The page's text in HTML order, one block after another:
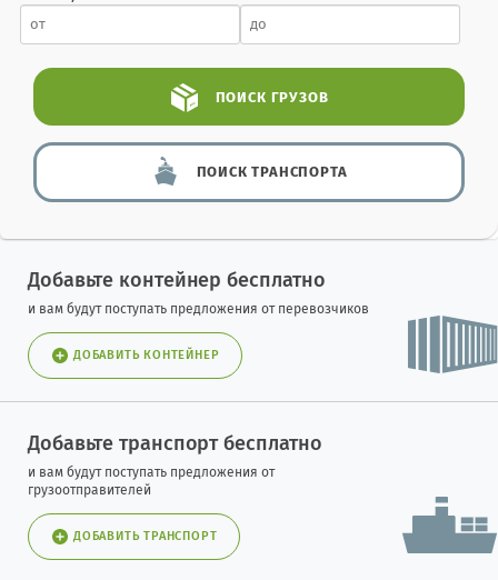
ПОИСК ГРУЗОВ
ПОИСКТРАНСПОРТА
Добавьте контейнер бесплатно
и вам будут поступать предложения от перевозчиков
ДОБАВИТЬ КОНТЕЙНЕР
Добавьте транспорт бесплатно
и вам будут поступать предложения от
грузоотправителей
ДОБАВИТЬ ТРАНСПОРТ